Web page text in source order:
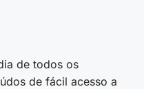
de todos os
de fácil acesso a